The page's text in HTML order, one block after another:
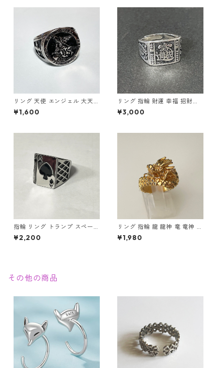
リング 天使 エンジェル 大天使
ミカエル 十字架 クロス 指輪
ステンレス メンズアクセサリ
¥1,600
リング 指輪 財運 幸福 招財進
寶 (しょうざいしんぽう) 宝船
縁起物
¥3,000
指輪 リング トランプ スペード
エース ステンレス 幸運 勝負運
ラッキーアイテム ギャンブル
¥2,200
リング 指輪 龍 龍神 竜 竜神 金
龍 ゴールド スパイラル メンズ
アクセサリー
¥1,980
その他の商品